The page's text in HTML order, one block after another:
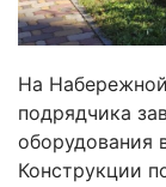
На
подрядчика
оборудования
Конструкции